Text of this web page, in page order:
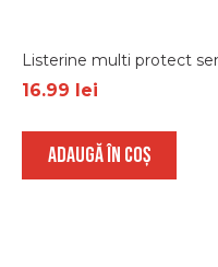
Listerine multi protect
16.99 lei
ADAUGĂ ÎN COȘ